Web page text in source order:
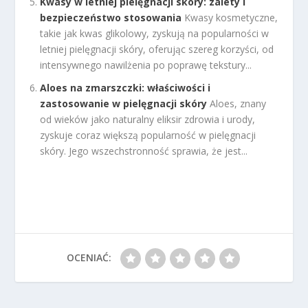
bezpieczeństwo stosowania Kwasy kosmetyczne,
takie jak kwas glikolowy, zyskują na popularności w
letniej pielęgnacji skóry, oferując szereg korzyści, od
intensywnego nawilżenia po poprawę tekstury...
Aloes na zmarszczki: właściwości i
zastosowanie w pielęgnacji skóry Aloes, znany
od wieków jako naturalny eliksir zdrowia i urody,
zyskuje coraz większą popularność w pielęgnacji
skóry. Jego wszechstronność sprawia, że jest...
OCENIAĆ: